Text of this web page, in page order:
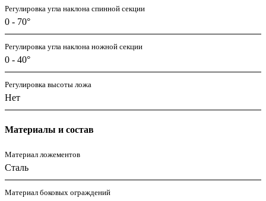
Регулировка угла наклона спинной секции
0 - 70°
Регулировка угла наклона ножной секции
0 - 40°
Регулировка высоты ложа
Нет
Материалы и состав
Материал ложементов
Сталь
Материал боковых ограждений